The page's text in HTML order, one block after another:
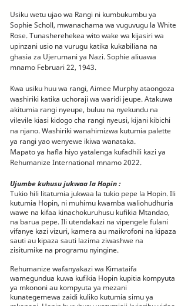
Usiku wetu ujao wa Rangi ni kumbukumbu ya
Sophie Scholl, mwanachama wa vuguvugu la White
Rose. Tunasherehekea wito wake wa kijasiri wa
upinzani usio na vurugu katika kukabiliana na
ghasia za Ujerumani ya Nazi. Sophie aliuawa
mnamo Februari 22, 1943.
Kwa usiku huu wa rangi, Aimee Murphy ataongoza
washiriki katika uchoraji wa waridi jeupe. Atakuwa
akitumia rangi nyeupe, buluu na nyekundu na
vilevile kiasi kidogo cha rangi nyeusi, kijani kibichi
na njano. Washiriki wanahimizwa kutumia palette
ya rangi yao wenyewe ikiwa wanataka.
Mapato ya hafla hiyo yatalenga kufadhili kazi ya
Rehumanize International mnamo 2022.
Ujumbe kuhusu jukwaa la Hopin:
Tukio hili litatumia jukwaa la tukio pepe la Hopin. Ili
kutumia Hopin, ni muhimu kwamba waliohudhuria
wawe na kifaa kinachokuruhusu kufikia Mtandao,
na barua pepe. Ili utendakazi na vipengele fulani
vifanye kazi vizuri, kamera au maikrofoni na kipaza
sauti au kipaza sauti lazima ziwashwe na
zisitumike na programu nyingine.
Rehumanize wafanyakazi wa Kimataifa
wamegundua kuwa kufikia Hopin kupitia kompyuta
ya mkononi au kompyuta ya mezani
kunategemewa zaidi kuliko kutumia simu ya